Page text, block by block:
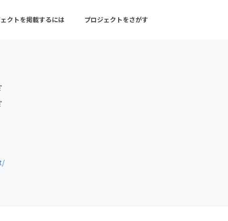
クトを掲載するには プロジェクトをさがす
目の新着プロジェクト
出版